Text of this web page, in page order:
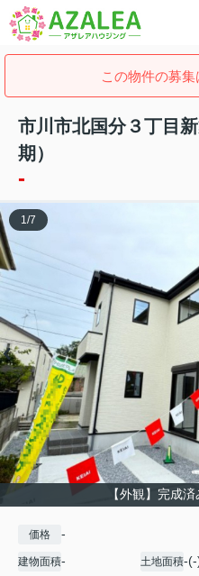
この物件の募集
市川市北国分３丁目
期）
-
【外観】完成
1/7
価格 -
建物面積- 土地面積-(-